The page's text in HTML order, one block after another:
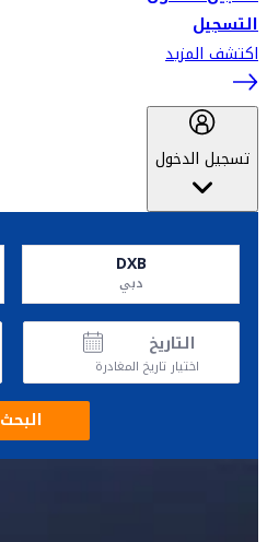
التسجيل
اكتشف المزيد
تسجيل الدخول
DXB
دبي
التاريخ
اختيار تاريخ المغادرة
البحث